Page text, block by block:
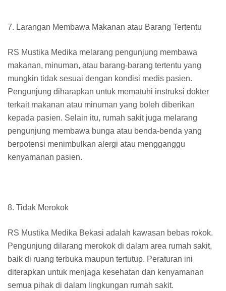
7. Larangan Membawa Makanan atau Barang Tertentu
RS Mustika Medika melarang pengunjung membawa
makanan, minuman, atau barang-barang tertentu yang
mungkin tidak sesuai dengan kondisi medis pasien.
Pengunjung diharapkan untuk mematuhi instruksi dokter
terkait makanan atau minuman yang boleh diberikan
kepada pasien. Selain itu, rumah sakit juga melarang
pengunjung membawa bunga atau benda-benda yang
berpotensi menimbulkan alergi atau mengganggu
kenyamanan pasien.
8. Tidak Merokok
RS Mustika Medika Bekasi adalah kawasan bebas rokok.
Pengunjung dilarang merokok di dalam area rumah sakit,
baik di ruang terbuka maupun tertutup. Peraturan ini
diterapkan untuk menjaga kesehatan dan kenyamanan
semua pihak di dalam lingkungan rumah sakit.